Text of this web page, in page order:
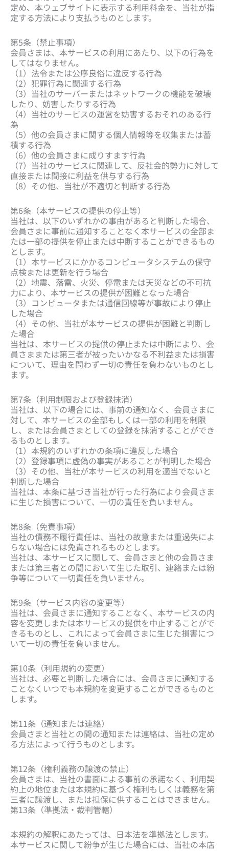
定め、本ウェブサイトに表示する利用料金を、当社が指
定する方法により支払うものとします。
第5条（禁止事項）
会員さまは、本サービスの利用にあたり、以下の行為を
してはなりません。
（1）法令または公序良俗に違反する行為
（2）犯罪行為に関連する行為
（3）当社のサーバーまたはネットワークの機能を破壊
したり、妨害したりする行為
（4）当社のサービスの運営を妨害するおそれのある行
為
（5）他の会員さまに関する個人情報等を収集または蓄
積する行為
（6）他の会員さまに成りすます行為
（7）当社のサービスに関連して、反社会的勢力に対して
直接または間接に利益を供与する行為
（8）その他、当社が不適切と判断する行為
第6条（本サービスの提供の停止等）
当社は、以下のいずれかの事由があると判断した場合、
会員さまに事前に通知することなく本サービスの全部ま
たは一部の提供を停止または中断することができるもの
とします。
（1）本サービスにかかるコンピュータシステムの保守
点検または更新を行う場合
（2）地震、落雷、火災、停電または天災などの不可抗
力により、本サービスの提供が困難となった場合
（3）コンピュータまたは通信回線等が事故により停止
した場合
（4）その他、当社が本サービスの提供が困難と判断し
た場合
当社は、本サービスの提供の停止または中断により、会
員さままたは第三者が被ったいかなる不利益または損害
について、理由を問わず一切の責任を負わないものとし
ます。
第7条（利用制限および登録抹消）
当社は、以下の場合には、事前の通知なく、会員さまに
対して、本サービスの全部もしくは一部の利用を制限
し、または会員さまとしての登録を抹消することができ
るものとします。
（1）本規約のいずれかの条項に違反した場合
（2）登録事項に虚偽の事実があることが判明した場合
（3）その他、当社が本サービスの利用を適当でないと
判断した場合
当社は、本条に基づき当社が行った行為により会員さま
に生じた損害について、一切の責任を負いません。
第8条（免責事項）
当社の債務不履行責任は、当社の故意または重過失によ
らない場合には免責されるものとします。
当社は、本サービスに関して、会員さまと他の会員さま
または第三者との間において生じた取引、連絡または紛
争等について一切責任を負いません。
第9条（サービス内容の変更等）
当社は、会員さまに通知することなく、本サービスの内
容を変更しまたは本サービスの提供を中止することがで
きるものとし、これによって会員さまに生じた損害につ
いて一切の責任を負いません。
第10条（利用規約の変更）
当社は、必要と判断した場合には、会員さまに通知する
ことなくいつでも本規約を変更することができるものと
します。
第11条（通知または連絡）
会員さまと当社との間の通知または連絡は、当社の定め
る方法によって行うものとします。
第12条（権利義務の譲渡の禁止）
会員さまは、当社の書面による事前の承諾なく、利用契
約上の地位または本規約に基づく権利もしくは義務を第
三者に譲渡し、または担保に供することはできません。
第13条（準拠法・裁判管轄）
本規約の解釈にあたっては、日本法を準拠法とします。
本サービスに関して紛争が生じた場合には、当社の本店